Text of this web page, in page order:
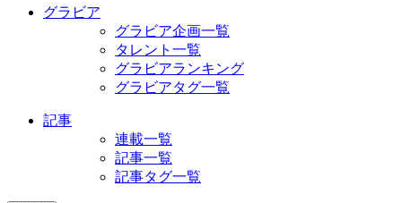
グラビア
グラビア企画一覧
タレント一覧
グラビアランキング
グラビアタグ一覧
記事
連載一覧
記事一覧
記事タグ一覧